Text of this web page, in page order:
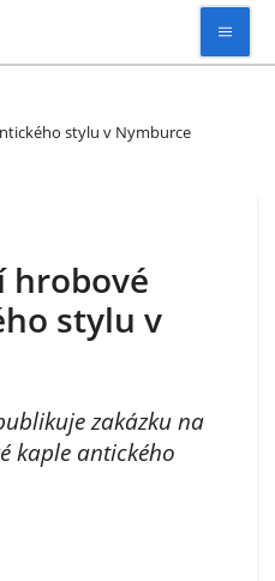
se
stylu v Nymburce
hrobové
stylu v
zakázku na
kaple antického